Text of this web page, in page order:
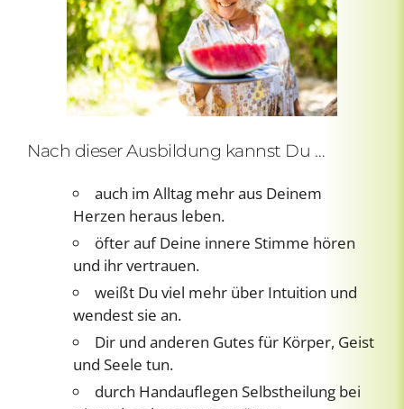
Nach dieser Ausbildung kannst Du …
auch im Alltag mehr aus Deinem
Herzen heraus leben.
öfter auf Deine innere Stimme hören
und ihr vertrauen.
weißt Du viel mehr über Intuition und
wendest sie an.
Dir und anderen Gutes für Körper, Geist
und Seele tun.
durch Handauflegen Selbstheilung bei